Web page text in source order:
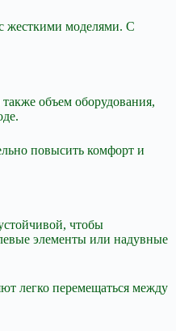
жесткими моделями. С
объем оборудования,
повысить комфорт и
чтобы
элементы или надувные
легко перемещаться между